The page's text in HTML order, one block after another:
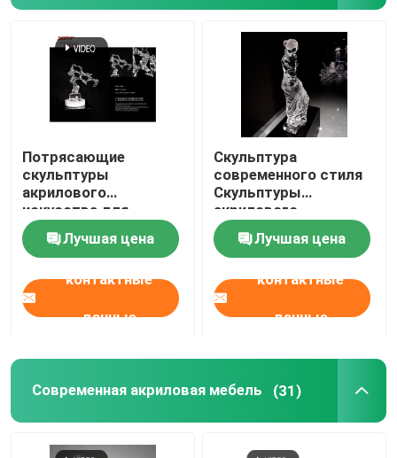
Потрясающие
скульптуры
акрилового
искусства для
домашней
постановкиЛучшая цена
контактные
данные
Скульптура
современного стиля
Скульптуры
акрилового
искусства с гладкой
отделкойЛучшая цена
контактные
данные
Современная акриловая мебель (31)